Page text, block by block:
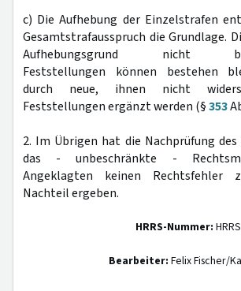
c) Die Aufhebung der Einzelstrafen
Gesamtstrafausspruch die Grundlage.
Aufhebungsgrund nicht
Feststellungen können bestehen
durch neue, ihnen nicht
Feststellungen ergänzt werden (§353
2. Im Übrigen hat die Nachprüfung
das - unbeschränkte -
Angeklagten keinen Rechtsfehler
Nachteil ergeben.
HRRS-Nummer:
Bearbeiter: Felix Fischer/